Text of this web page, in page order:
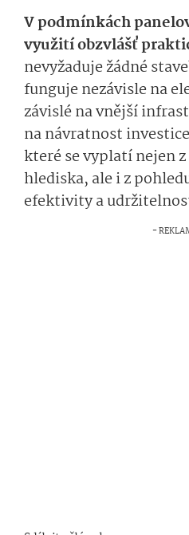
V podmínkách
využití obzvlášť
nevyžaduje žádné
funguje nezávisle na
závislé na vnější
na návratnost
které se vyplatí nejen
hlediska, ale i z
efektivity a